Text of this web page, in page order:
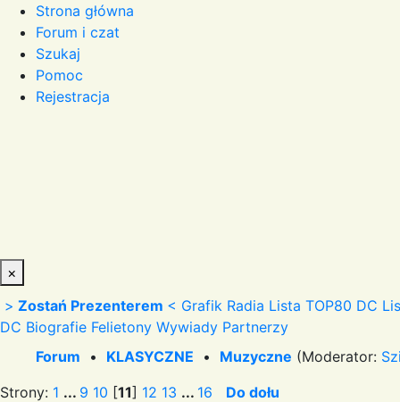
Strona główna
Forum i czat
Szukaj
Pomoc
Rejestracja
×
> Zostań Prezenterem < Grafik Radia Lista TOP80 DC
DC Biografie Felietony Wywiady Partnerzy
Forum • KLASYCZNE • Muzyczne (Moderator:
Strony: 1 ... 9 10 [11] 12 13 ... 16 Do dołu